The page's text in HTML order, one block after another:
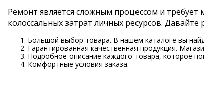
Ремонт является сложным процессом и
колоссальных затрат личных ресурсов.
Большой выбор товара. В нашем каталоге вы
Гарантированная качественная продукция.
Подробное описание каждого товара, которое
Комфортные условия заказа.